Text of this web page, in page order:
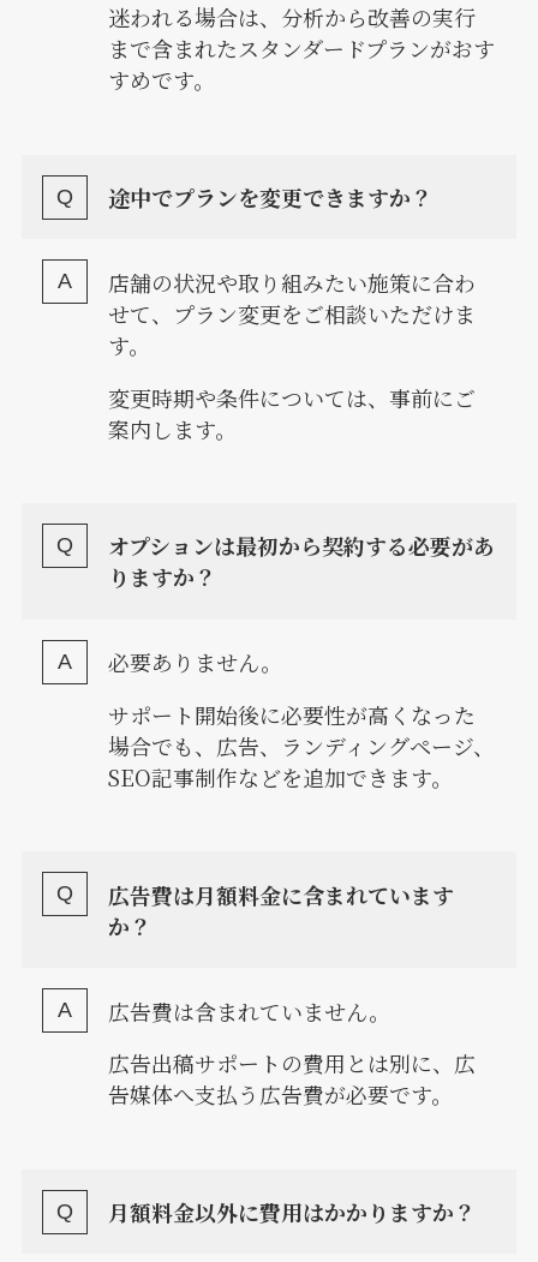
迷われる場合は、分析から改善の実行
まで含まれたスタンダードプランがおす
すめです。
途中でプランを変更できますか？
店舗の状況や取り組みたい施策に合わ
せて、プラン変更をご相談いただけま
す。
変更時期や条件については、事前にご
案内します。
オプションは最初から契約する必要があ
りますか？
必要ありません。
サポート開始後に必要性が高くなった
場合でも、広告、ランディングページ、
SEO記事制作などを追加できます。
広告費は月額料金に含まれています
か？
広告費は含まれていません。
広告出稿サポートの費用とは別に、広
告媒体へ支払う広告費が必要です。
月額料金以外に費用はかかりますか？